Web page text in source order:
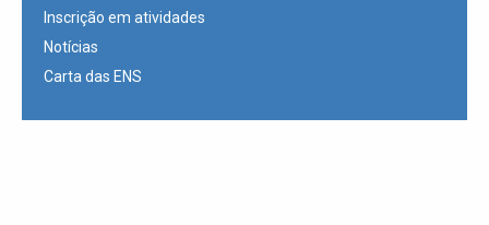
Inscrição em atividades
Notícias
Carta das ENS